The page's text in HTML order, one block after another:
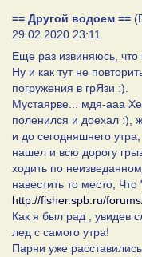
== Другой водоем ==
29.02.2020 23:11
Еще раз извиняюсь, что
Ну и как тут не
погружения в грЯзи :).
Мустаярве... мдя-ааа
поленился и доехал :),
и до сегодняшнего
нашел и всю дорогу
ходить по
навестить то место,
http://fisher.spb.ru/
Как я был рад , увидев
лед с самого утра!
Парни уже